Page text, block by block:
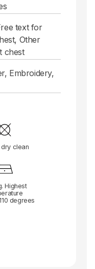
text for
Other
chest
Embroidery,
dry clean
Highest
degrees